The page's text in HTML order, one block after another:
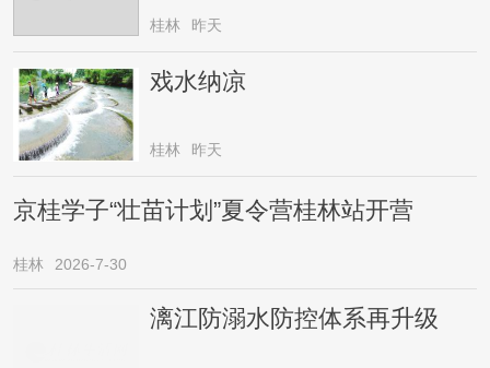
桂林 昨天
戏水纳凉
桂林 昨天
京桂学子“壮苗计划”夏令营桂林站开营
桂林 2026-7-30
漓江防溺水防控体系再升级